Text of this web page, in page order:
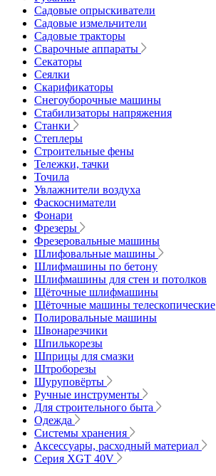
Садовые опрыскиватели
Садовые измельчители
Садовые тракторы
Сварочные аппараты
Секаторы
Сеялки
Скарификаторы
Снегоуборочные машины
Стабилизаторы напряжения
Станки
Степлеры
Строительные фены
Тележки, тачки
Точила
Увлажнители воздуха
Фаскосниматели
Фонари
Фрезеры
Фрезеровальные машины
Шлифовальные машины
Шлифмашины по бетону
Шлифмашины для стен и потолков
Щёточные шлифмашины
Щёточные машины телескопические
Полировальные машины
Швонарезчики
Шпилькорезы
Шприцы для смазки
Штроборезы
Шуруповёрты
Ручные инструменты
Для строительного быта
Одежда
Системы хранения
Аксессуары, расходный материал
Серия XGT 40V